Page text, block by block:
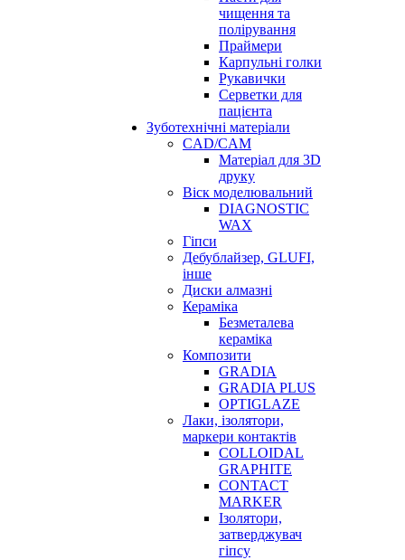
чищення та
полірування
Праймери
Карпульні голки
Рукавички
Серветки для
пацієнта
Зуботехнічні матеріали
CAD/CAM
Матеріал для 3D
друку
Віск моделювальний
DIAGNOSTIC
WAX
Гіпси
Дебублайзер, GLUFI,
інше
Диски алмазні
Кераміка
Безметалева
кераміка
Композити
GRADIA
GRADIA PLUS
OPTIGLAZE
Лаки, ізолятори,
маркери контактів
COLLOIDAL
GRAPHITE
CONTACT
MARKER
Ізолятори,
затверджувач
гіпсу